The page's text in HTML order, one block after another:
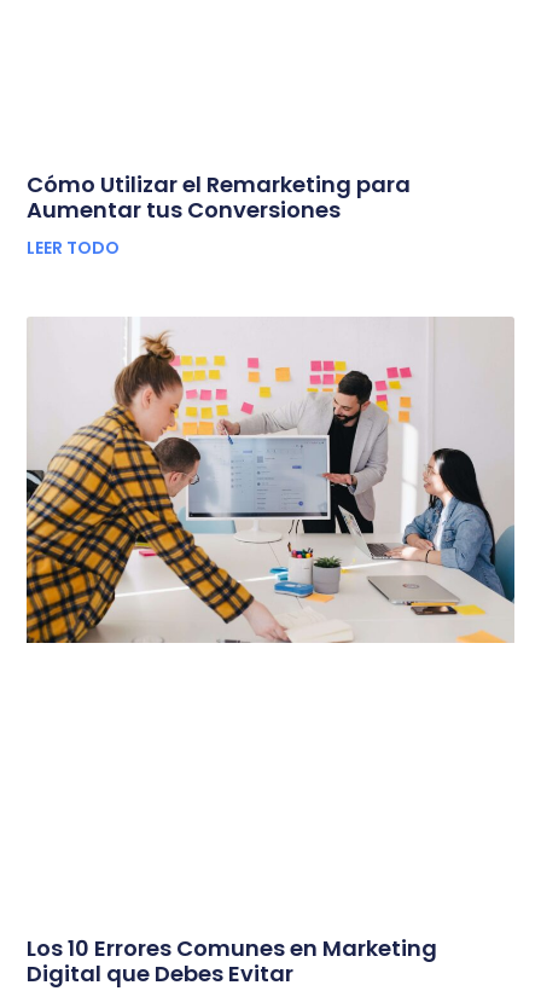
Cómo Utilizar el Remarketing para
Aumentar tus Conversiones
LEER TODO
Los 10 Errores Comunes en Marketing
Digital que Debes Evitar